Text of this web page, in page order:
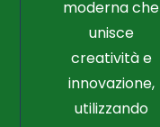
moderna che
unisce
creatività e
innovazione,
utilizzando